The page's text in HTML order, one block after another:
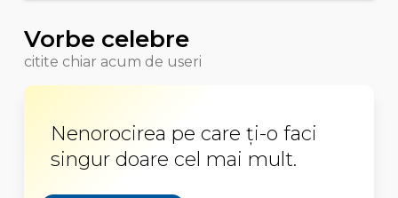
Vorbe celebre
citite chiar acum de useri
Nenorocirea pe care ţi-o faci
singur doare cel mai mult.